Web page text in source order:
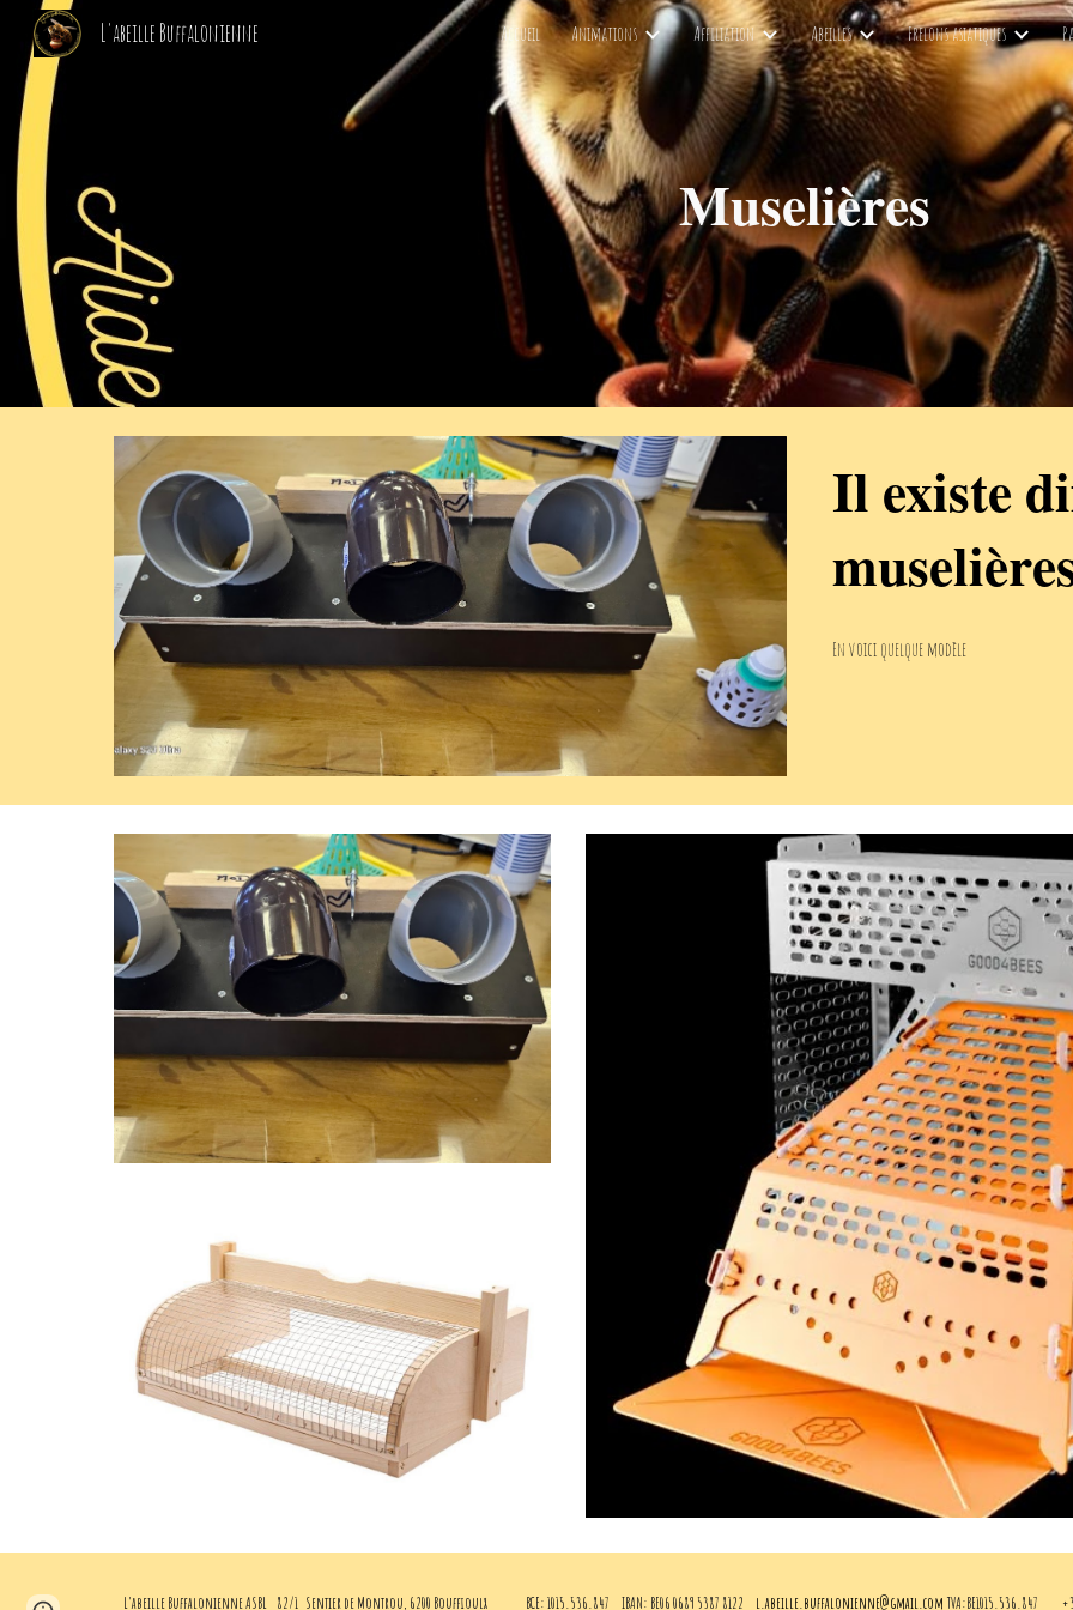
Skip to main content Skip to
L'abeille Buffalonienne Accueil Animations Affiliation Abeilles Frelons asiatiques
Muselières
Il existe
En voici quelque modèle
L'abeille Buffalonienne ASBL 82/1 Sentier de Montrou, 6200 Bouffioulx BCE: 1015.536.847 IBAN: BE06 0689 5387 8122 l.abeille.buffalonienne@gmail.com TVA:BE1015.536.847